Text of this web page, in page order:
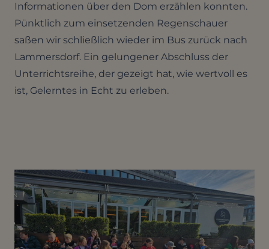
Informationen über den Dom erzählen konnten.
Pünktlich zum einsetzenden Regenschauer
saßen wir schließlich wieder im Bus zurück nach
Lammersdorf. Ein gelungener Abschluss der
Unterrichtsreihe, der gezeigt hat, wie wertvoll es
ist, Gelerntes in Echt zu erleben.